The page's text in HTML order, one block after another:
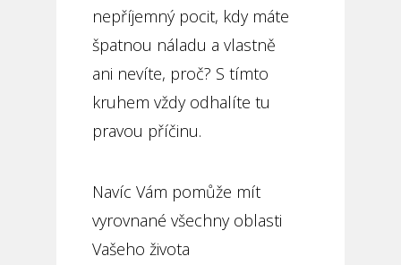
nepříjemný pocit, kdy máte
špatnou náladu a vlastně
ani nevíte, proč? S tímto
kruhem vždy odhalíte tu
pravou příčinu.
Navíc Vám pomůže mít
vyrovnané všechny oblasti
Vašeho života